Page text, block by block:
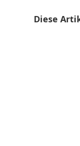
Diese